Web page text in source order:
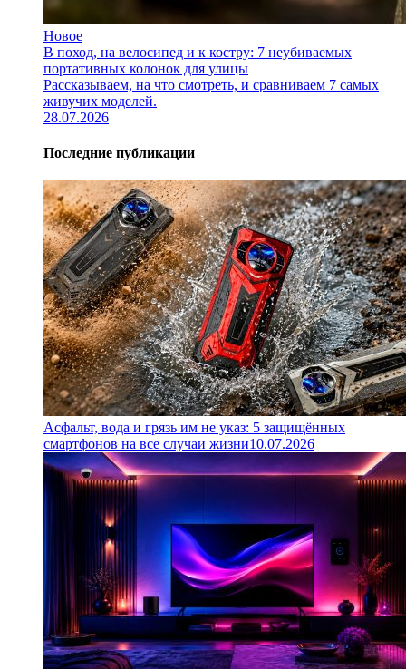
Новое
В поход, на велосипед и к костру: 7 неубиваемых
портативных колонок для улицы
Рассказываем, на что смотреть, и сравниваем 7 самых
живучих моделей.
28.07.2026
Последние публикации
Асфальт, вода и грязь им не указ: 5 защищённых
смартфонов на все случаи жизни10.07.2026